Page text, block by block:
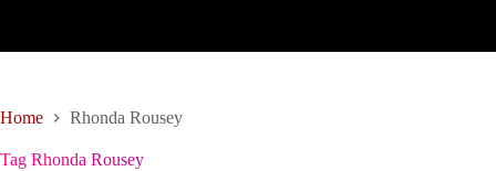
Home Rhonda Rousey
Tag Rhonda Rousey